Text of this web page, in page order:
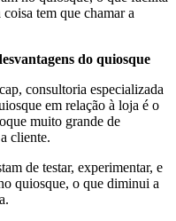
tem que chamar a
do quiosque
consultoria especializada
em relação à loja é o
muito grande de
cliente.
de testar, experimentar, e
quiosque, o que diminui a